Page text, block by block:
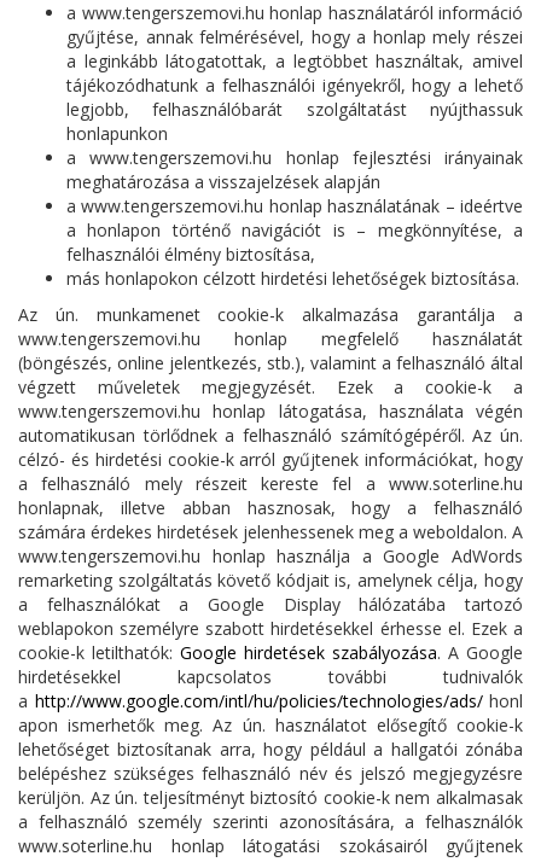
a www.tengerszemovi.hu honlap használatáról információ
gyűjtése, annak felmérésével, hogy a honlap mely részei
a leginkább látogatottak, a legtöbbet használtak, amivel
tájékozódhatunk a felhasználói igényekről, hogy a lehető
legjobb, felhasználóbarát szolgáltatást nyújthassuk
honlapunkon
a www.tengerszemovi.hu honlap fejlesztési irányainak
meghatározása a visszajelzések alapján
a www.tengerszemovi.hu honlap használatának – ideértve
a honlapon történő navigációt is – megkönnyítése, a
felhasználói élmény biztosítása,
más honlapokon célzott hirdetési lehetőségek biztosítása.
Az ún. munkamenet cookie-k alkalmazása garantálja a
www.tengerszemovi.hu honlap megfelelő használatát
(böngészés, online jelentkezés, stb.), valamint a felhasználó által
végzett műveletek megjegyzését. Ezek a cookie-k a
www.tengerszemovi.hu honlap látogatása, használata végén
automatikusan törlődnek a felhasználó számítógépéről. Az ún.
célzó- és hirdetési cookie-k arról gyűjtenek információkat, hogy
a felhasználó mely részeit kereste fel a www.soterline.hu
honlapnak, illetve abban hasznosak, hogy a felhasználó
számára érdekes hirdetések jelenhessenek meg a weboldalon. A
www.tengerszemovi.hu honlap használja a Google AdWords
remarketing szolgáltatás követő kódjait is, amelynek célja, hogy
a felhasználókat a Google Display hálózatába tartozó
weblapokon személyre szabott hirdetésekkel érhesse el. Ezek a
cookie-k letilthatók: Google hirdetések szabályozása. A Google
hirdetésekkel kapcsolatos további tudnivalók
a http://www.google.com/intl/hu/policies/technologies/ads/honl
apon ismerhetők meg. Az ún. használatot elősegítő cookie-k
lehetőséget biztosítanak arra, hogy például a hallgatói zónába
belépéshez szükséges felhasználó név és jelszó megjegyzésre
kerüljön. Az ún. teljesítményt biztosító cookie-k nem alkalmasak
a felhasználó személy szerinti azonosítására, a felhasználók
www.soterline.hu honlap látogatási szokásairól gyűjtenek